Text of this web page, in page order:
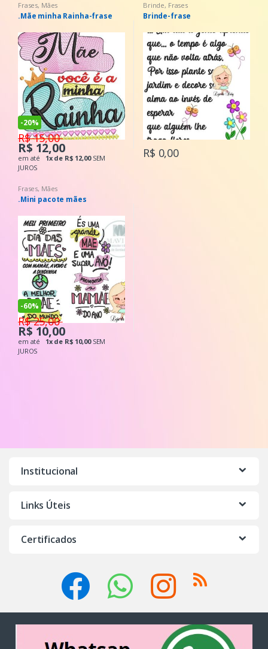
Frases, Mães
.Mãe minha Rainha-frase
-20%
R$ 15,00
R$ 12,00
em até 1x de R$ 12,00SEM
JUROS
Brinde, Frases
Brinde-frase
R$ 0,00
Frases, Mães
.Mini pacote mães
-60%
R$ 25,00
R$ 10,00
em até 1x de R$ 10,00SEM
JUROS
Institucional
Links Úteis
Certificados